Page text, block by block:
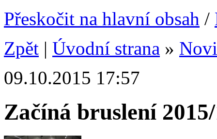
Přeskočit na hlavní obsah /
Zpět | Úvodní strana »
09.10.2015 17:57
Začíná bruslení